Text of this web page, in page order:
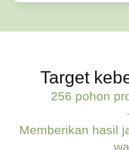
Target
256 pohon
Memberikan hasil